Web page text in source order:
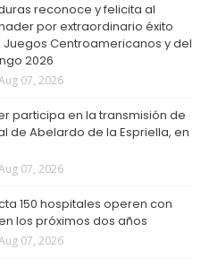
reconoce y felicita al
por extraordinario éxito
Centroamericanos y del
2026
07, 2026
participa en la transmisión de
de Abelardo de la Espriella, en
07, 2026
150 hospitales operen con
los próximos dos años
07, 2026